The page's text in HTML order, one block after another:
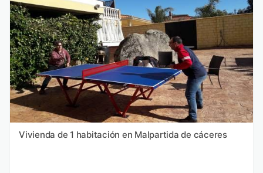
Vivienda de 1 habitación en Malpartida de cáceres